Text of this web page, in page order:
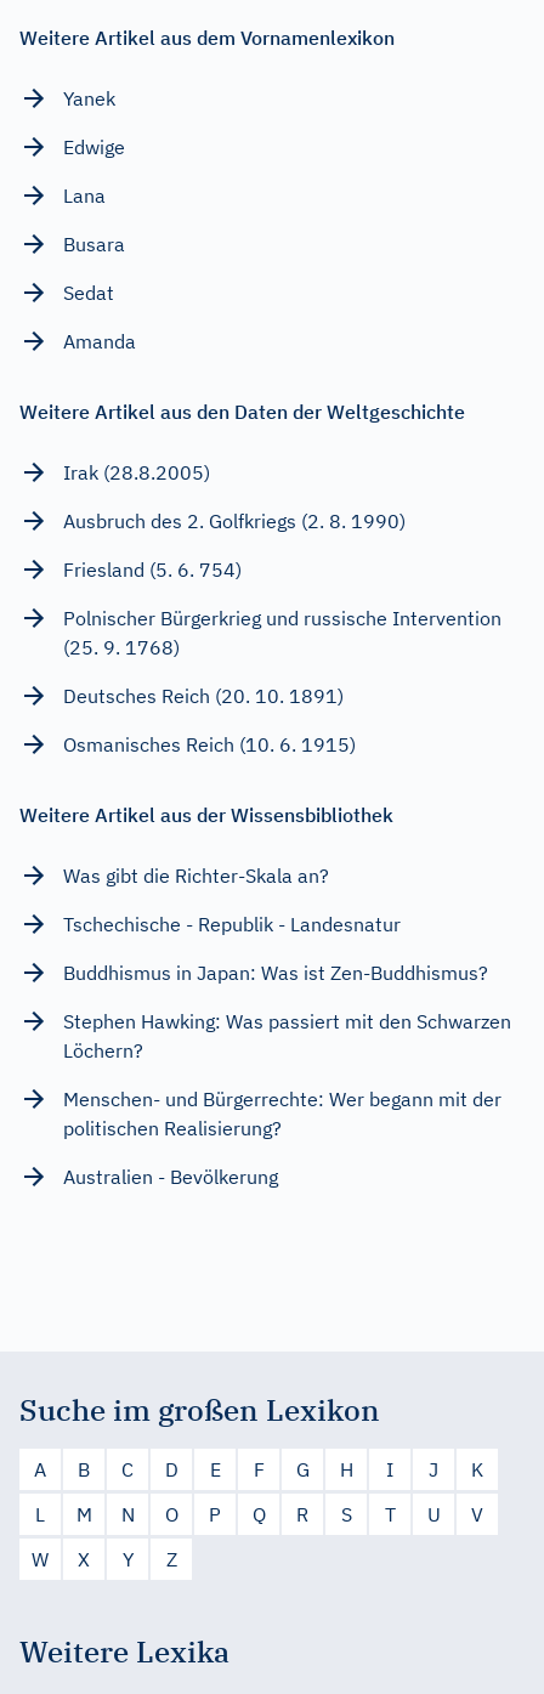
Weitere Artikel aus dem Vornamenlexikon
Yanek
Edwige
Lana
Busara
Sedat
Amanda
Weitere Artikel aus den Daten der Weltgeschichte
Irak (28.8.2005)
Ausbruch des 2. Golfkriegs (2. 8. 1990)
Friesland (5. 6. 754)
Polnischer Bürgerkrieg und russische Intervention
(25. 9. 1768)
Deutsches Reich (20. 10. 1891)
Osmanisches Reich (10. 6. 1915)
Weitere Artikel aus der Wissensbibliothek
Was gibt die Richter-Skala an?
Tschechische - Republik - Landesnatur
Buddhismus in Japan: Was ist Zen-Buddhismus?
Stephen Hawking: Was passiert mit den Schwarzen
Löchern?
Menschen- und Bürgerrechte: Wer begann mit der
politischen Realisierung?
Australien - Bevölkerung
Suche im großen Lexikon
A B C D E F G H I J
K
L
M N O P Q R S T U
V
W
X Y Z
Weitere Lexika